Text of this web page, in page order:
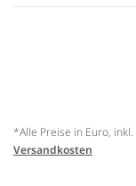
*Alle Preise in Euro,
Versandkosten